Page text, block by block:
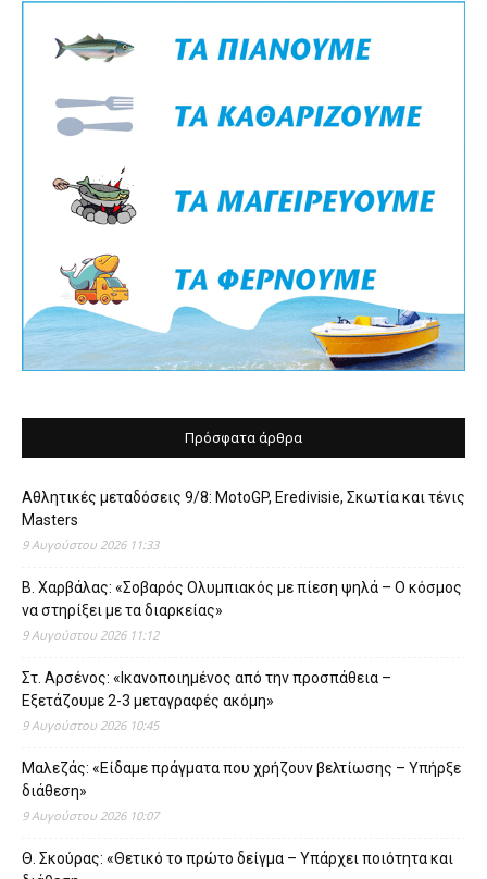
Πρόσφατα άρθρα
Αθλητικές μεταδόσεις 9/8: MotoGP, Eredivisie, Σκωτία και τένις
Masters
9 Αυγούστου 2026 11:33
Β. Χαρβάλας: «Σοβαρός Ολυμπιακός με πίεση ψηλά – Ο κόσμος
να στηρίξει με τα διαρκείας»
9 Αυγούστου 2026 11:12
Στ. Αρσένος: «Ικανοποιημένος από την προσπάθεια –
Εξετάζουμε 2-3 μεταγραφές ακόμη»
9 Αυγούστου 2026 10:45
Μαλεζάς: «Είδαμε πράγματα που χρήζουν βελτίωσης – Υπήρξε
διάθεση»
9 Αυγούστου 2026 10:07
Θ. Σκούρας: «Θετικό το πρώτο δείγμα – Υπάρχει ποιότητα και